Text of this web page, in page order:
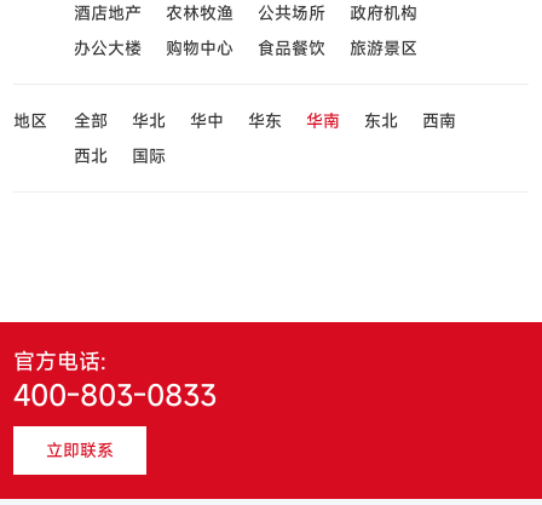
酒店地产
农林牧渔 公共场所
政府机构
办公大楼
购物中心 食品餐饮 旅游景区
地区 全部 华北 华中 华东 华南 东北
西南
西北
国际
官方电话:
400-803-0833
立即联系